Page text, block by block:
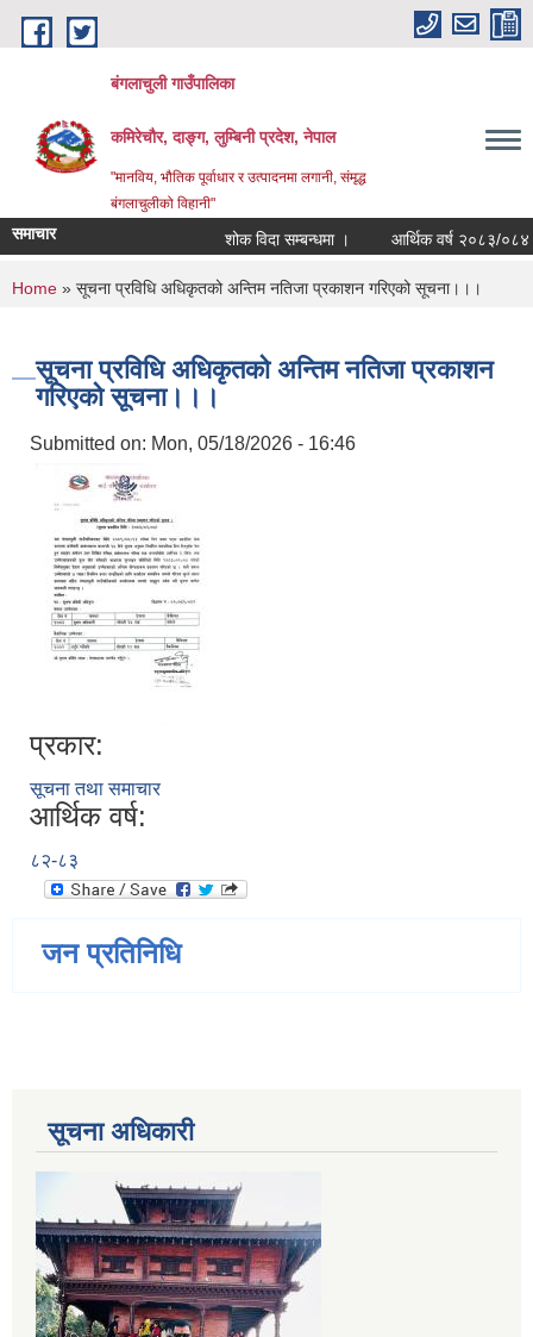
Skip to main content
बंगलाचुली गाउँपालिका
कमिरेचौर, दाङ्ग, लुम्बिनी प्रदेश, नेपाल
"मानविय, भौतिक पूर्वाधार र उत्पादनमा लगानी, संमृद्ध
बंगलाचुलीको विहानी"
समाचार शोक विदा सम्बन्धमा । आर्थिक वर्ष २०८३/०८४
You are here
Home » सूचना प्रविधि अधिकृतको अन्तिम नतिजा प्रकाशन गरिएको सूचना।।।
सूचना प्रविधि अधिकृतको अन्तिम नतिजा प्रकाशन
गरिएको सूचना।।।
Submitted on: Mon, 05/18/2026 - 16:46
प्रकार:
सूचना तथा समाचार
आर्थिक वर्ष:
८२-८३
जन प्रतिनिधि
सूचना अधिकारी